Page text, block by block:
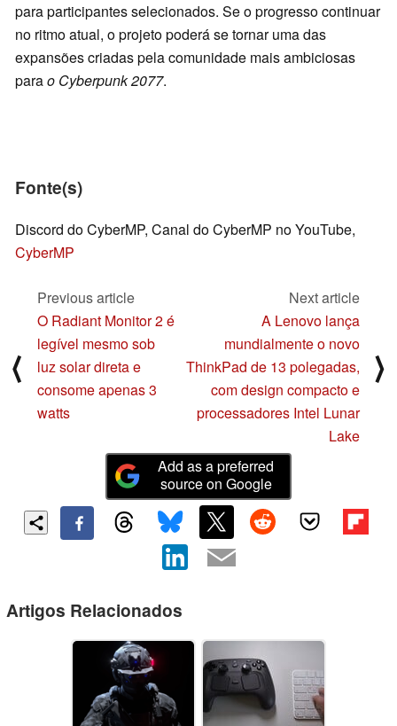
para participantes selecionados. Se o progresso continuar
no ritmo atual, o projeto poderá se tornar uma das
expansões criadas pela comunidade mais ambiciosas
parao Cyberpunk 2077.
Fonte(s)
Discord do CyberMP, Canal do CyberMP no YouTube,
CyberMP
⟨
Previous article
O Radiant Monitor 2 é
legível mesmo sob
luz solar direta e
consome apenas 3
watts
Next article
A Lenovo lança
mundialmente o novo
ThinkPad de 13 polegadas,
com design compacto e
processadores Intel Lunar
Lake
⟩
Add as a preferred
source on Google
Artigos Relacionados